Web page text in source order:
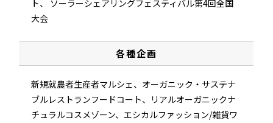
ト、
ソーラーシェアリングフェスティバル第4回全国
大会
各種企画
新規就農者生産者マルシェ、オーガニック・サステナ
ブルレストランフードコート、リアルオーガニックナ
チュラルコスメゾーン、エシカルファッション/雑貨ワ